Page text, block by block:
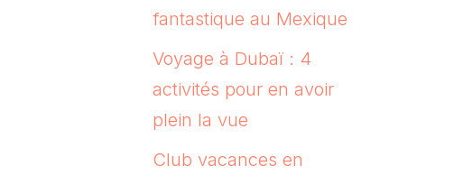
fantastique au Mexique
Voyage à Dubaï : 4
activités pour en avoir
plein la vue
Club vacances en